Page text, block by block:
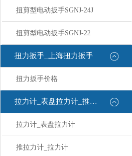
扭剪型电动扳手SGNJ-24J
扭剪型电动扳手SGNJ-22
扭力扳手_上海扭力扳手
扭力扳手价格
拉力计_表盘拉力计_推拉力计
拉力计_表盘拉力计
推拉力计_拉力计